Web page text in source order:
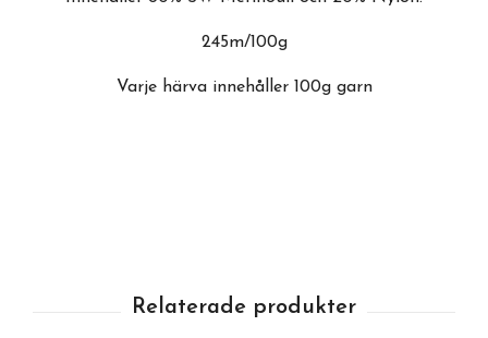
245m/100g
Varje härva innehåller 100g garn